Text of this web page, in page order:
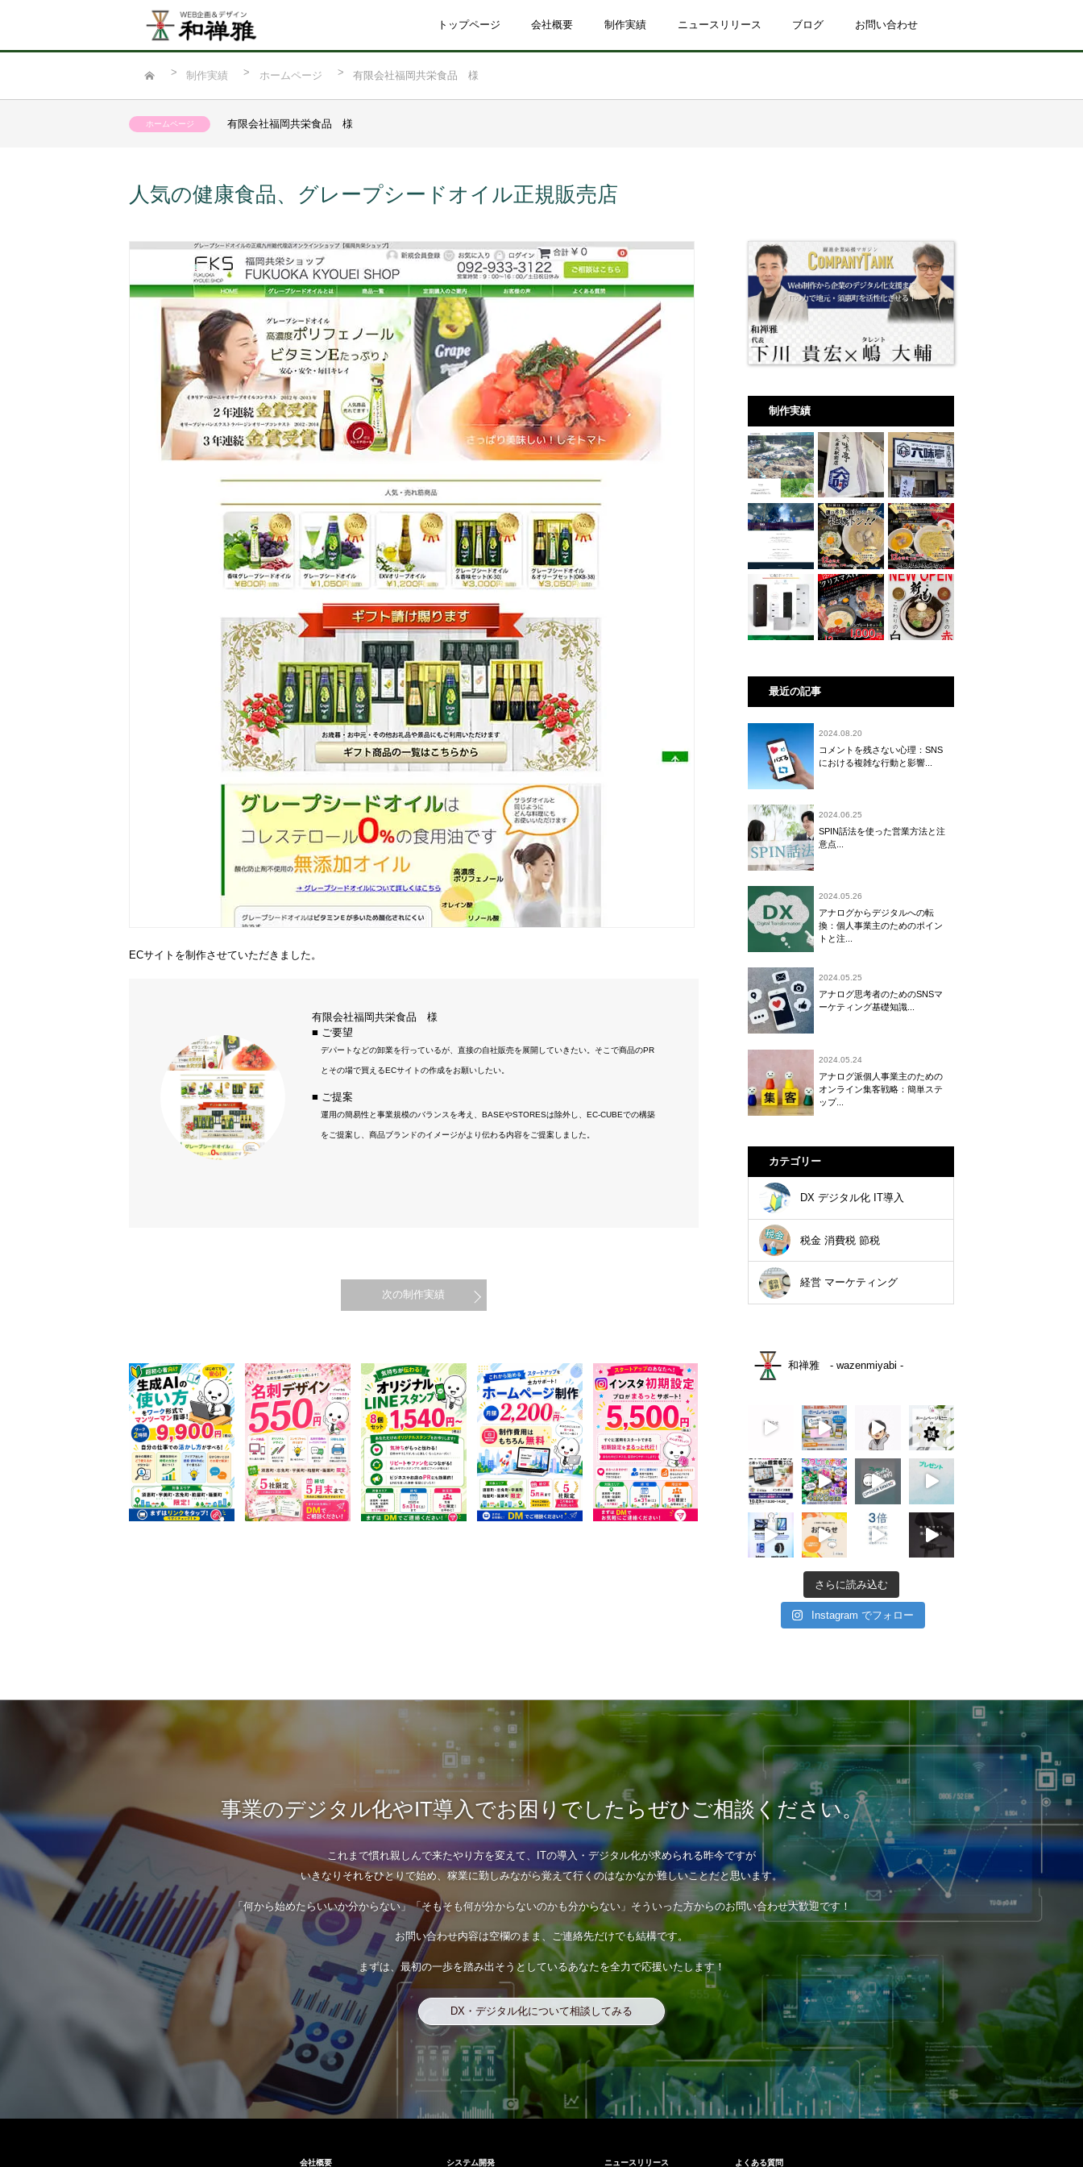
トップページ 会社概要 制作実績 ニュースリリース ブログ お問い合わせ
制作実績 ホームページ 有限会社福岡共栄食品 様
ホームページ 有限会社福岡共栄食品 様
人気の健康食品、グレープシードオイル正規販売店
ECサイトを制作させていただきました。
有限会社福岡共栄食品 様
■ ご要望
デパートなどの卸業を行っているが、直接の自社販売を展開していきたい。そこで商品のPR
とその場で買えるECサイトの作成をお願いしたい。
■ ご提案
運用の簡易性と事業規模のバランスを考え、BASEやSTORESは除外し、EC-CUBEでの構築
をご提案し、商品ブランドのイメージがより伝わる内容をご提案しました。
次の制作実績
制作実績
最近の記事
2024.08.20
コメントを残さない心理：SNS
における複雑な行動と影響...
2024.06.25
SPIN話法を使った営業方法と注
意点...
2024.05.26
アナログからデジタルへの転
換：個人事業主のためのポイン
トと注...
2024.05.25
アナログ思考者のためのSNSマ
ーケティング基礎知識...
2024.05.24
アナログ派個人事業主のための
オンライン集客戦略：簡単ステ
ップ...
カテゴリー
DX デジタル化 IT導入
税金 消費税 節税
経営 マーケティング
和禅雅 - wazenmiyabi -
さらに読み込む
Instagram でフォロー
事業のデジタル化やIT導入でお困りでしたらぜひご相談ください。
これまで慣れ親しんで来たやり方を変えて、 ITの導入・デジタル化が求められる昨今ですが
いきなりそれをひとりで始め、稼業に勤しみながら覚えて行くのはなかなか難しいことだと思います。
「何から始めたらいいか分からない」「そもそも何が分からないのかも分からない」 そういった方からのお問い合わせ大歓迎です！
お問い合わせ内容は空欄のまま、 ご連絡先だけでも結構です。
まずは、最初の一歩を踏み出そうとしているあなたを全力で応援いたします！
DX・デジタル化について相談してみる
会社概要 システム開発 ニュースリリース よくある質問